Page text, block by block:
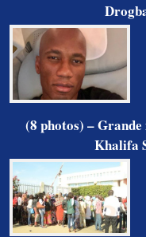
(8 photos) –
Khalifa